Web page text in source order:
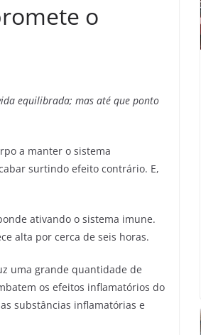
o
equilibrada; mas até que ponto
a manter o sistema
surtindo efeito contrário. E,
ativando o sistema imune.
alta por cerca de seis horas.
uma grande quantidade de
os efeitos inflamatórios do
substâncias inflamatórias e